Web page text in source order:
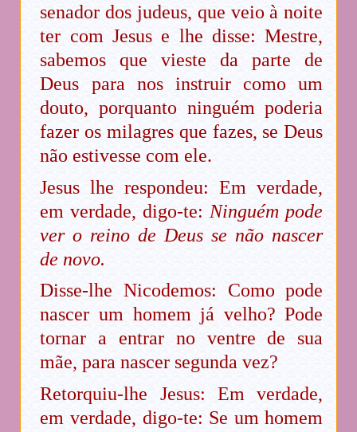
senador dos judeus, que veio à noite
ter com Jesus e lhe disse: Mestre,
sabemos que vieste da parte de
Deus para nos instruir como um
douto, porquanto ninguém poderia
fazer os milagres que fazes, se Deus
não estivesse com ele.
Jesus lhe respondeu: Em verdade,
em verdade, digo-te: Ninguém pode
ver o reino de Deus se não nascer
de novo.
Disse-lhe Nicodemos: Como pode
nascer um homem já velho? Pode
tornar a entrar no ventre de sua
mãe, para nascer segunda vez?
Retorquiu-lhe Jesus: Em verdade,
em verdade, digo-te: Se um homem